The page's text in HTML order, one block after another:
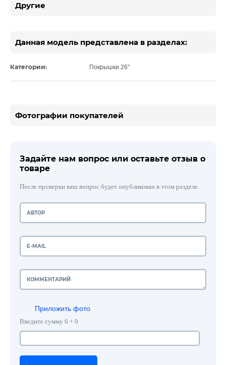
Другие
Данная модель представлена в разделах:
Категории: Покрышки 26"
Фотографии покупателей
Задайте нам вопрос или оставьте отзыв о
товаре
После проверки ваш вопрос будет опубликован в этом разделе.
Приложить фото
Введите сумму 6 + 9